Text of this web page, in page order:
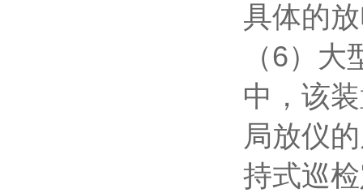
具体的
（6）大
中，该
局放仪
持式巡